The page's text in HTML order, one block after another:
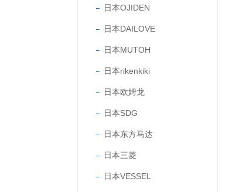
日本OJIDEN
日本DAILOVE
日本MUTOH
日本rikenkiki
日本欧姆龙
日本SDG
日本东方马达
日本三菱
日本VESSEL